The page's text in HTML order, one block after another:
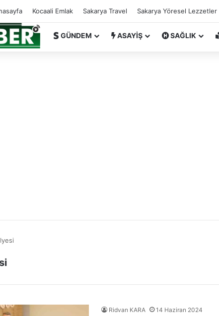
Kocaali Emlak Sakarya Travel Sakarya Yöresel Lezzetler
GÜNDEM ASAYİŞ SAĞLIK
Ridvan KARA 14 Haziran 2024